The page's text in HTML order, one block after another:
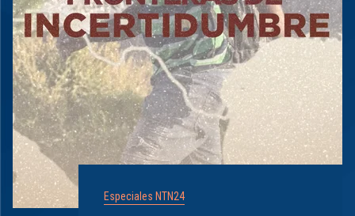
Especiales NTN24